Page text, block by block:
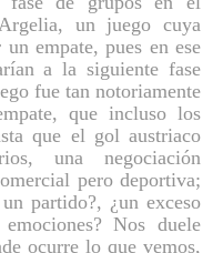
un juego cuya
empate, pues en ese
a la siguiente fase
fue tan notoriamente
que incluso los
que el gol austriaco
una negociación
pero deportiva;
partido?, ¿un exceso
Nos duele
ocurre lo que vemos,